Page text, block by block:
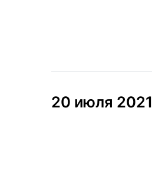
20 июля 2021